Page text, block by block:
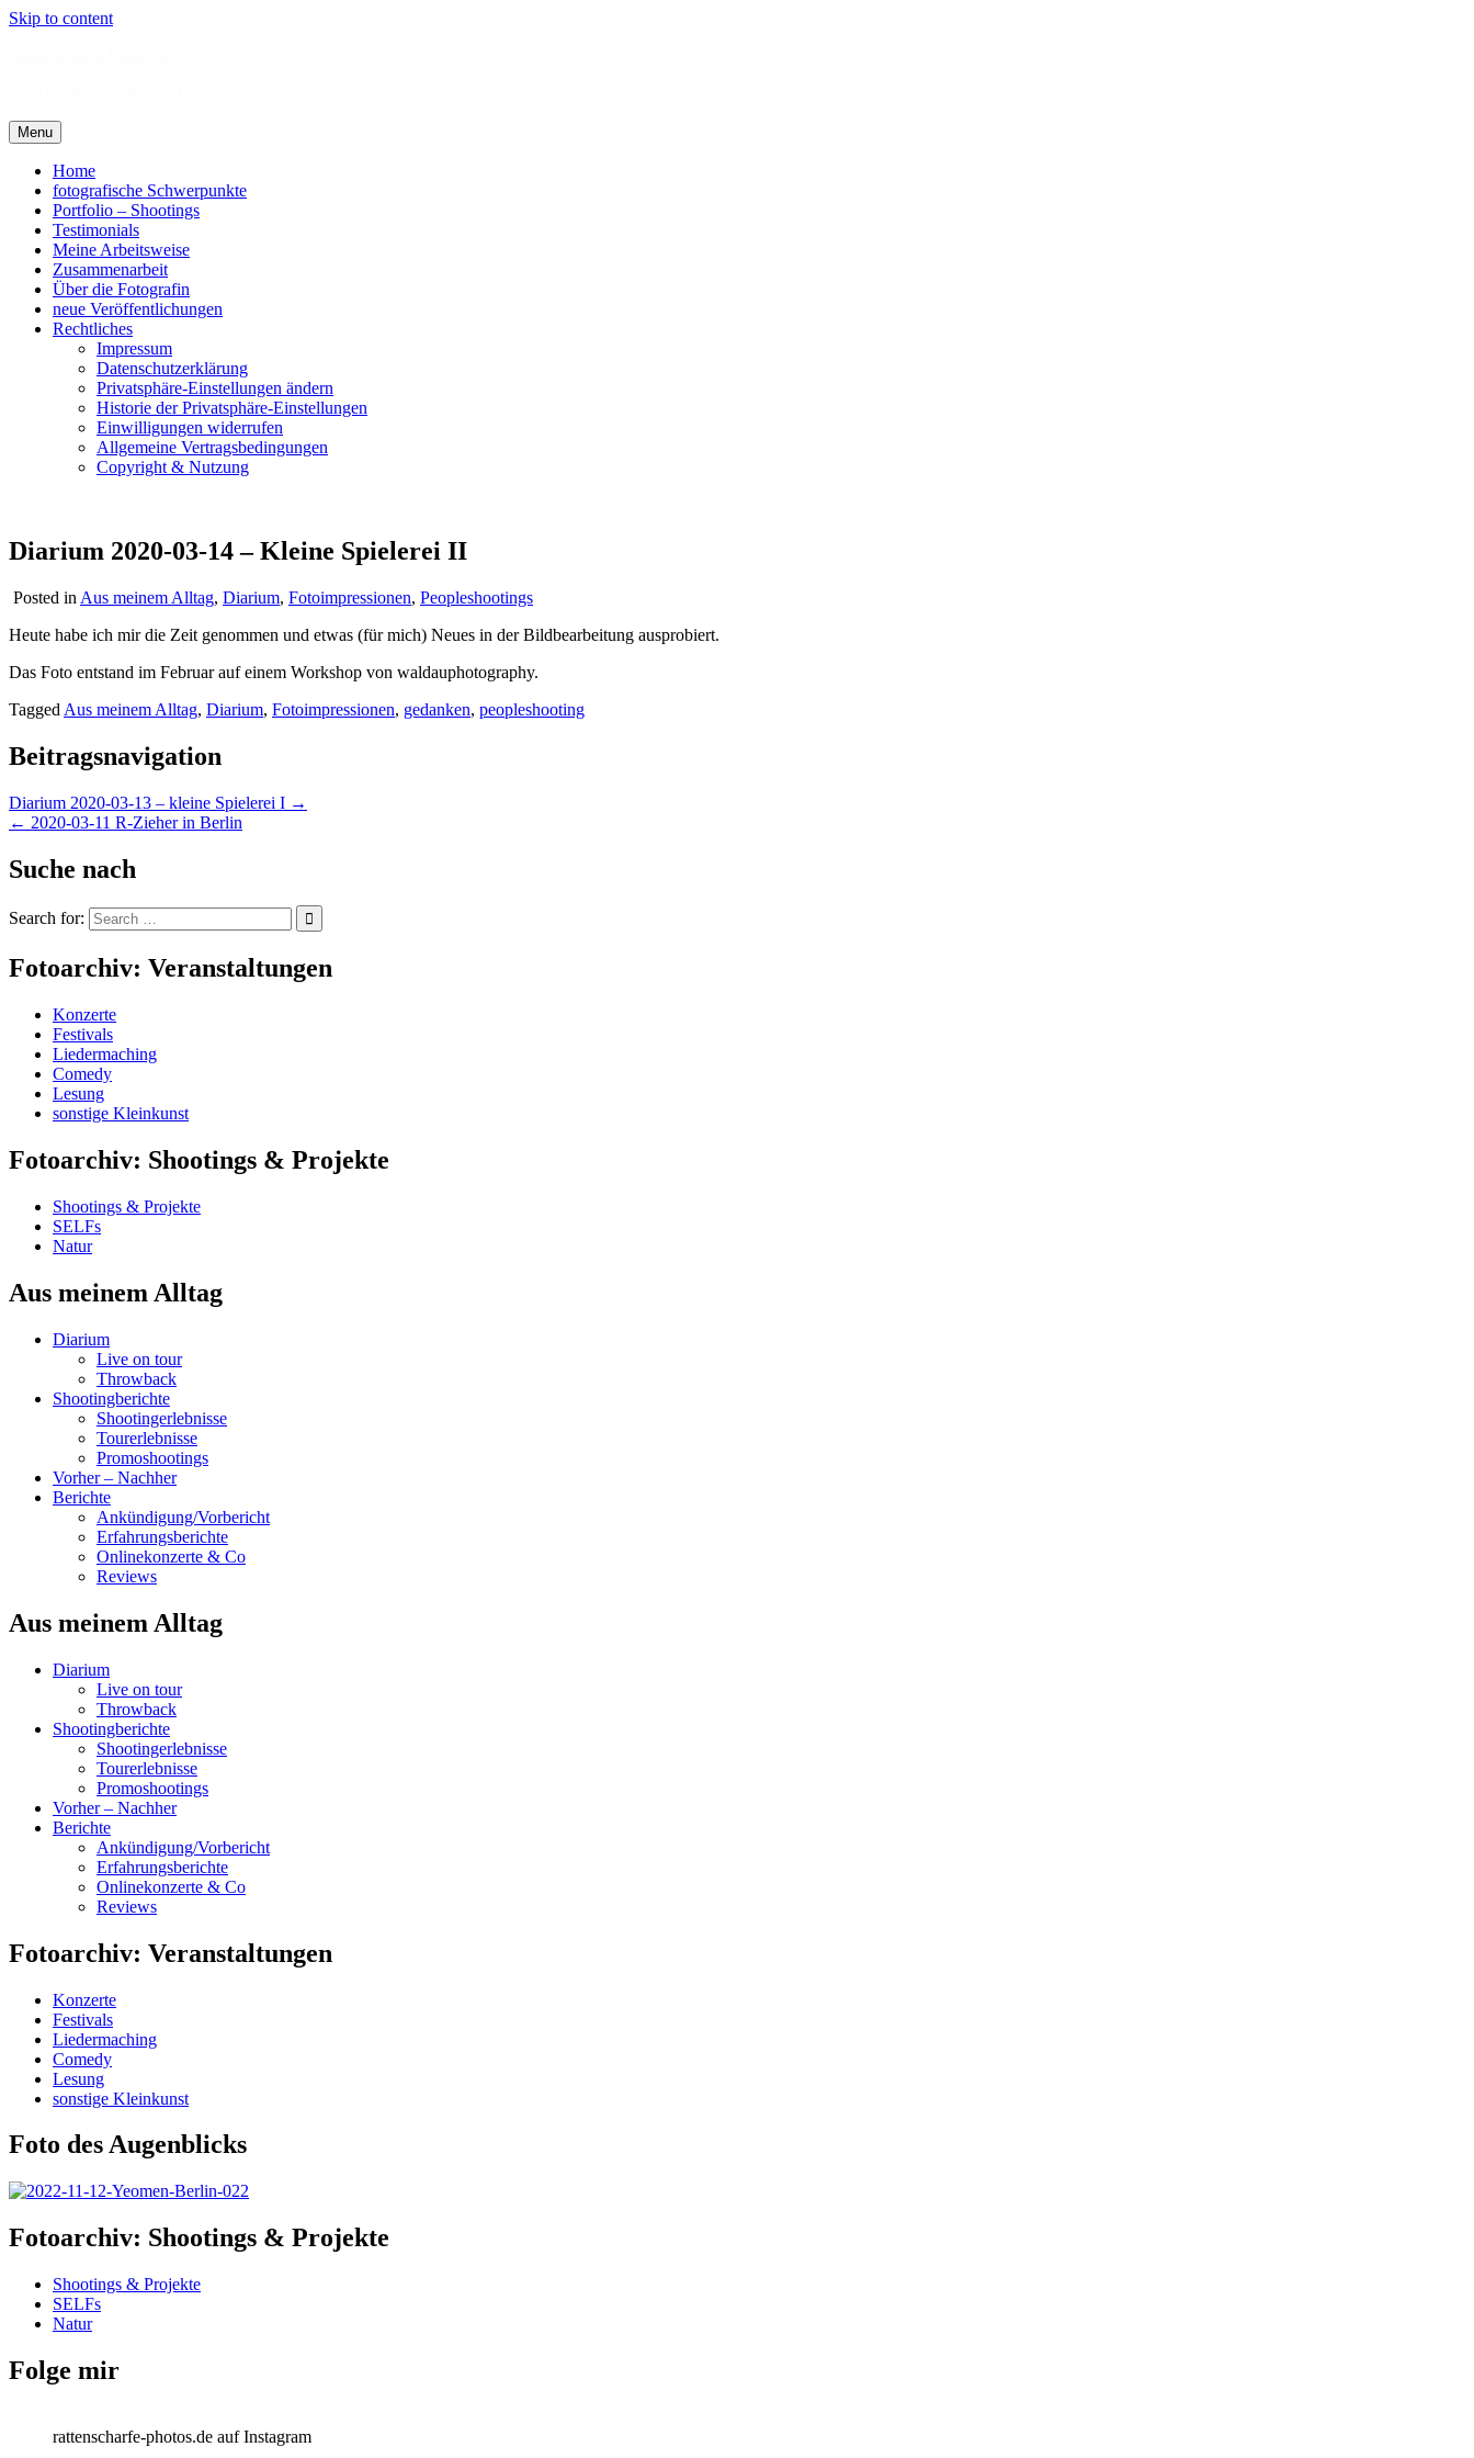
Skip to content
Menu
Home
fotografische Schwerpunkte
Portfolio – Shootings
Testimonials
Meine Arbeitsweise
Zusammenarbeit
Über die Fotografin
neue Veröffentlichungen
Rechtliches
Impressum
Datenschutzerklärung
Privatsphäre-Einstellungen ändern
Historie der Privatsphäre-Einstellungen
Einwilligungen widerrufen
Allgemeine Vertragsbedingungen
Copyright & Nutzung
Diarium 2020-03-14 – Kleine Spielerei II
Posted in Aus meinem Alltag, Diarium, Fotoimpressionen, Peopleshootings
Heute habe ich mir die Zeit genommen und etwas (für mich) Neues in der Bildbearbeitung ausprobiert.
Das Foto entstand im Februar auf einem Workshop von waldauphotography.
Tagged Aus meinem Alltag, Diarium, Fotoimpressionen, gedanken, peopleshooting
Beitragsnavigation
Diarium 2020-03-13 – kleine Spielerei I →
← 2020-03-11 R-Zieher in Berlin
Suche nach
Search for:
Fotoarchiv: Veranstaltungen
Konzerte
Festivals
Liedermaching
Comedy
Lesung
sonstige Kleinkunst
Fotoarchiv: Shootings & Projekte
Shootings & Projekte
SELFs
Natur
Aus meinem Alltag
Diarium
Live on tour
Throwback
Shootingberichte
Shootingerlebnisse
Tourerlebnisse
Promoshootings
Vorher – Nachher
Berichte
Ankündigung/Vorbericht
Erfahrungsberichte
Onlinekonzerte & Co
Reviews
Aus meinem Alltag
Diarium
Live on tour
Throwback
Shootingberichte
Shootingerlebnisse
Tourerlebnisse
Promoshootings
Vorher – Nachher
Berichte
Ankündigung/Vorbericht
Erfahrungsberichte
Onlinekonzerte & Co
Reviews
Fotoarchiv: Veranstaltungen
Konzerte
Festivals
Liedermaching
Comedy
Lesung
sonstige Kleinkunst
Foto des Augenblicks
Fotoarchiv: Shootings & Projekte
Shootings & Projekte
SELFs
Natur
Folge mir
rattenscharfe-photos.de auf Instagram